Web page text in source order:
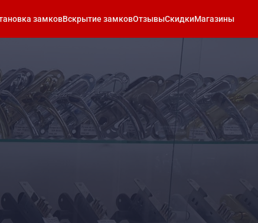
замковВскрытие замковОтзывыСкидкиМагазины